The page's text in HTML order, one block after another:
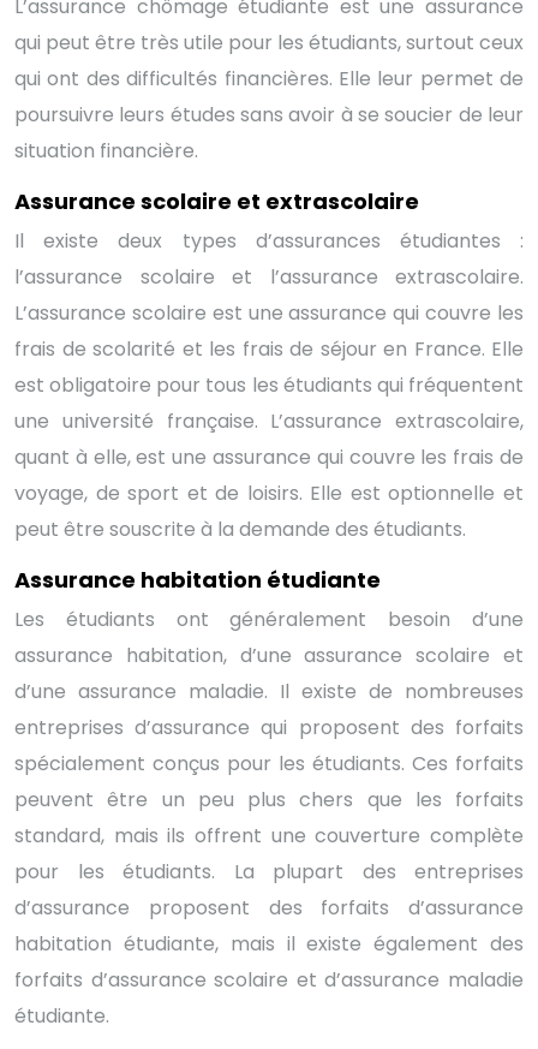
L’assurance chômage étudiante est une assurance
qui peut être très utile pour les étudiants, surtout ceux
qui ont des difficultés financières. Elle leur permet de
poursuivre leurs études sans avoir à se soucier de leur
situation financière.
Assurance scolaire et extrascolaire
Il existe deux types d’assurances étudiantes :
l’assurance scolaire et l’assurance extrascolaire.
L’assurance scolaire est une assurance qui couvre les
frais de scolarité et les frais de séjour en France. Elle
est obligatoire pour tous les étudiants qui fréquentent
une université française. L’assurance extrascolaire,
quant à elle, est une assurance qui couvre les frais de
voyage, de sport et de loisirs. Elle est optionnelle et
peut être souscrite à la demande des étudiants.
Assurance habitation étudiante
Les étudiants ont généralement besoin d’une
assurance habitation, d’une assurance scolaire et
d’une assurance maladie. Il existe de nombreuses
entreprises d’assurance qui proposent des forfaits
spécialement conçus pour les étudiants. Ces forfaits
peuvent être un peu plus chers que les forfaits
standard, mais ils offrent une couverture complète
pour les étudiants. La plupart des entreprises
d’assurance proposent des forfaits d’assurance
habitation étudiante, mais il existe également des
forfaits d’assurance scolaire et d’assurance maladie
étudiante.